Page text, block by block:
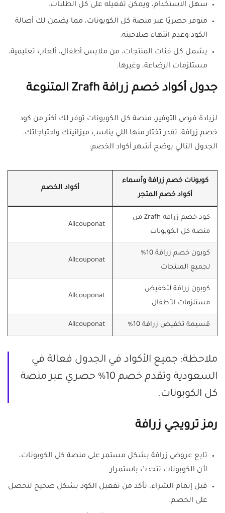
سهل الاستخدام، ويمكن تفعيله على كل الطلبات.
متوفر حصريًا عبر منصة كل الكوبونات، مما يضمن لك أصالة
الكود وعدم انتهاء صلاحيته.
يشمل كل فئات المنتجات، من ملابس أطفال، ألعاب تعليمية،
مستلزمات الرضاعة، وغيرها.
جدول أكواد خصم زرافة Zrafh المتنوعة
لزيادة فرص التوفير، منصة كل الكوبونات توفر لك أكثر من كود
خصم زرافة، تقدر تختار منها اللي يناسب ميزانيتك واحتياجاتك.
الجدول التالي يوضح أشهر أكواد الخصم:
كوبونات خصم زرافة وأسماء
أكواد خصم المتجر
أكواد الخصم
كود خصم زرافة Zrafh من
منصة كل الكوبونات
Allcouponat
كوبون خصم زرافة 10%
لجميع المنتجات
Allcouponat
كوبون زرافة لتخفيض
مستلزمات الأطفال
Allcouponat
قسيمة تخفيض زرافة 10% Allcouponat
ملاحظة: جميع الأكواد في الجدول فعالة في
السعودية وتقدم خصم 10% حصري عبر منصة
كل الكوبونات.
رمز ترويجي زرافة
تابع عروض زرافة بشكل مستمر على منصة كل الكوبونات،
لأن الكوبونات تتحدث باستمرار.
قبل إتمام الشراء، تأكد من تفعيل الكود بشكل صحيح لتحصل
على الخصم.